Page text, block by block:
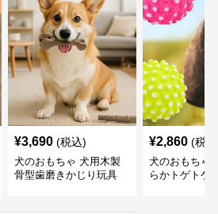
¥3,690 (税込)
犬のおもちゃ 犬用木製
骨型歯磨きかじり玩具
¥2,860 (税
犬のおもちゃ
らかトゲトゲ